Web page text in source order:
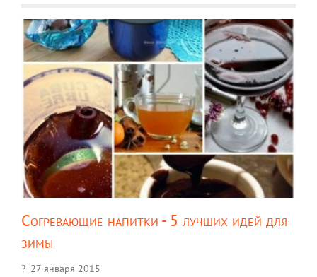
Согревающие напитки - 5 лучших идей для
зимы
27 января 2015